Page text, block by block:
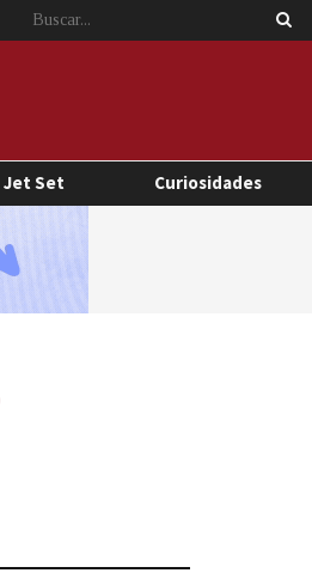
Jet Set Curiosidades